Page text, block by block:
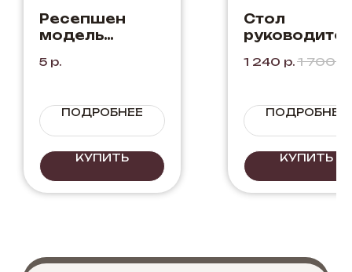
Ресепшен
модель
Бетон+Черный
5 р.
ПОДРОБНЕЕ
КУПИТЬ
Стол
Цвет: Дуб
Сочетание
цвета
светлого
дерева с
черным.
1 240 р. 1 700
ПОДРОБНЕЕ
КУПИТЬ